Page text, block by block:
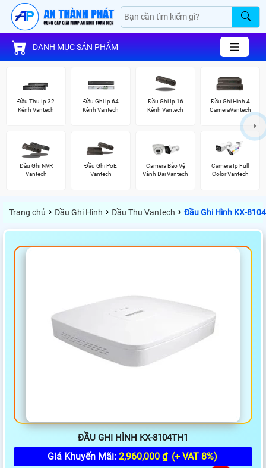
DANH MỤC SẢN PHẨM
Đầu Thu Ip 32
Kênh Vantech
Đầu Ghi Ip 64
Kênh Vantech
Đầu Ghi Ip 16
Kênh Vantech
Đầu Ghi Hình 4
CameraVantech
Đầu Ghi NVR
Vantech
Đầu Ghi PoE
Vantech
Camera Bảo Vệ
Vành Đai Vantech
Camera Ip Full
Color Vantech
Trang chủ › Đầu Ghi Hình › Đầu Thu Vantech › Đầu Ghi Hình KX-
ĐẦU GHI HÌNH KX-8104TH1
Giá Khuyến Mãi: 2,960,000 ₫ (+ VAT 8%)